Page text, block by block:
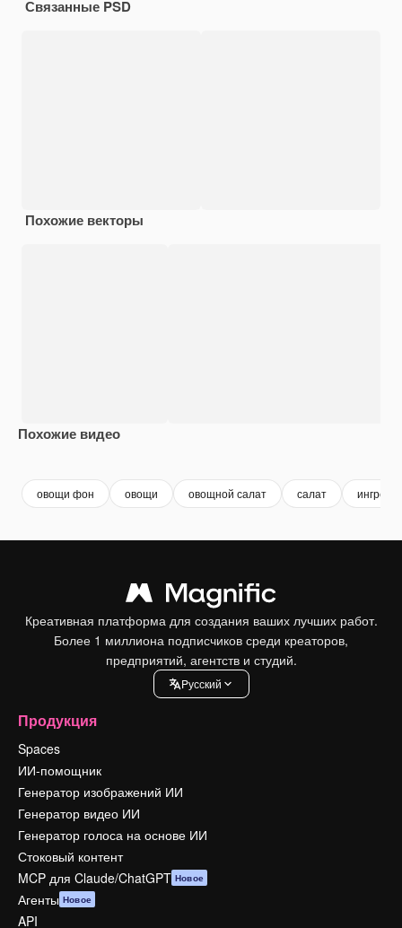
Связанные PSD
Похожие векторы
Похожие видео
овощи фон овощи овощной салат салат
Креативная платформа для создания ваших лучших работ.
Более 1 миллиона подписчиков среди креаторов,
предприятий, агентств и студий.
Pусский
Продукция
Spaces
ИИ-помощник
Генератор изображений ИИ
Генератор видео ИИ
Генератор голоса на основе ИИ
Стоковый контент
MCP для Claude/ChatGPT Новое
Агенты Новое
API